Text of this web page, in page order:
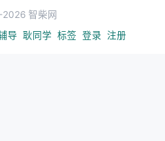
被低估了
训练中已经成为瓶颈。
智柴网
导 耿同学 标签 登录 注册